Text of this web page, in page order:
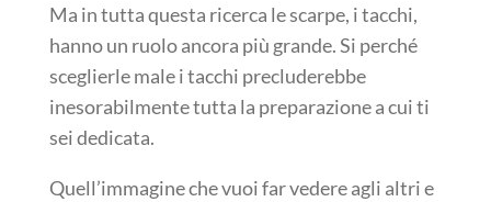
Ma in tutta questa ricerca le scarpe, i tacchi,
hanno un ruolo ancora più grande. Si perché
sceglierle male i tacchi precluderebbe
inesorabilmente tutta la preparazione a cui ti
sei dedicata.
Quell’immagine che vuoi far vedere agli altri e